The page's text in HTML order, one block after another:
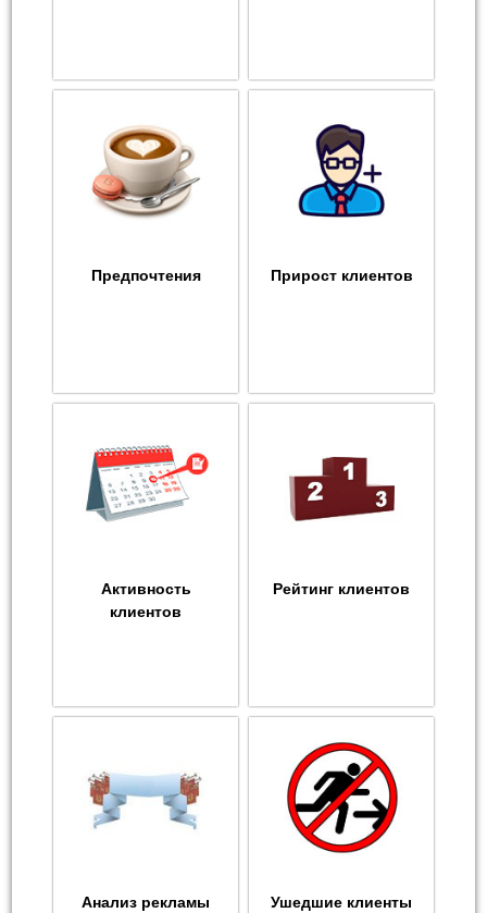
Предпочтения Прирост клиентов
Активность
клиентов
Рейтинг клиентов
Анализ рекламы Ушедшие клиенты